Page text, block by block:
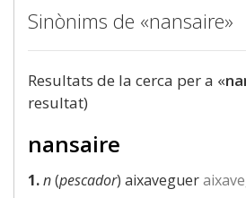
Sinònims de «nansaire»
Resultats de la cerca per a «
resultat)
nansaire
1.n(pescador) aixaveguer